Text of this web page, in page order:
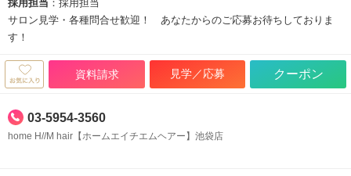
採用担当 ：採用担当
サロン見学・各種問合せ歓迎！ あなたからのご応募お待ちしておりま
す！
資料請求 見学／応募 クーポン
03-5954-3560
home H//M hair【ホームエイチエムヘアー】池袋店